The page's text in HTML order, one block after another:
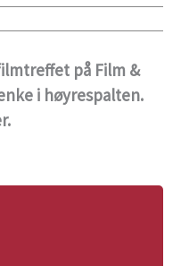
på Film &
i høyrespalten.